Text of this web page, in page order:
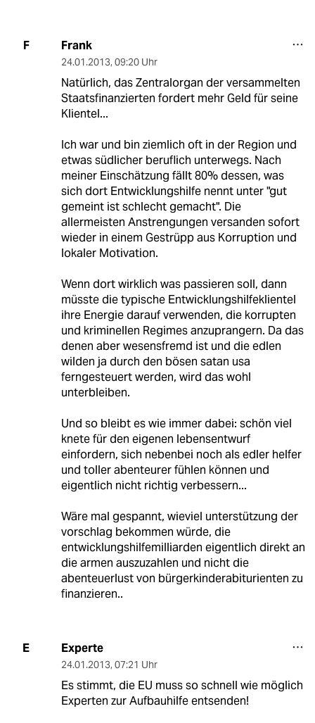
F Frank
24.01.2013, 09:20 Uhr
Natürlich, das Zentralorgan der versammelten
Staatsfinanzierten fordert mehr Geld für seine
Klientel...
Ich war und bin ziemlich oft in der Region und
etwas südlicher beruflich unterwegs. Nach
meiner Einschätzung fällt 80% dessen, was
sich dort Entwicklungshilfe nennt unter "gut
gemeint ist schlecht gemacht". Die
allermeisten Anstrengungen versanden sofort
wieder in einem Gestrüpp aus Korruption und
lokaler Motivation.
Wenn dort wirklich was passieren soll, dann
müsste die typische Entwicklungshilfeklientel
ihre Energie darauf verwenden, die korrupten
und kriminellen Regimes anzuprangern. Da das
denen aber wesensfremd ist und die edlen
wilden ja durch den bösen satan usa
ferngesteuert werden, wird das wohl
unterbleiben.
Und so bleibt es wie immer dabei: schön viel
knete für den eigenen lebensentwurf
einfordern, sich nebenbei noch als edler helfer
und toller abenteurer fühlen können und
eigentlich nicht richtig verbessern...
Wäre mal gespannt, wieviel unterstützung der
vorschlag bekommen würde, die
entwicklungshilfemilliarden eigentlich direkt an
die armen auszuzahlen und nicht die
abenteuerlust von bürgerkinderabiturienten zu
finanzieren..
E Experte
24.01.2013, 07:21 Uhr
Es stimmt, die EU muss so schnell wie möglich
Experten zur Aufbauhilfe entsenden!